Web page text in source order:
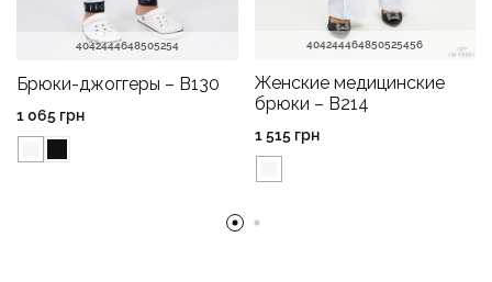
4042444648505254
Брюки-джоггеры – B130
1 065 грн
404244464850525456
Женские медицинские
брюки – B214
1 515 грн